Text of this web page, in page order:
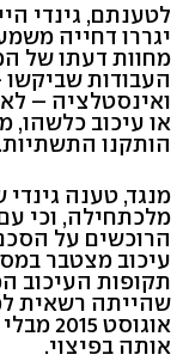
לטענתם, גינדי
יגררו דחייה
מחוות דעתו של
העבודות שביקשו
ואינסטלציה –
או עיכוב כלשהו,
הותקנו התשתיות.
מנגד, טענה
הרוכשים על
תקופות העיכוב
שהייתה רשאית
אותה בפיצוי.